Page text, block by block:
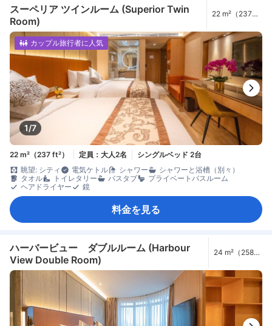
スーペリア ツインルーム (Superior Twin
Room)
22 m²（237
1/7
カップル旅行者に人気
22 m²（237 ft²） 定員：大人2名
シングルベッド 2台
眺望: シティ
電気ケトル シャワー
シャワーと浴槽（別々）
タオル
トイレタリー バスタブ
プライベートバスルーム
ヘアドライヤー
鏡
料金を見る
ハーバービュー ダブルルーム (Harbour
View Double Room)
24 m²（258